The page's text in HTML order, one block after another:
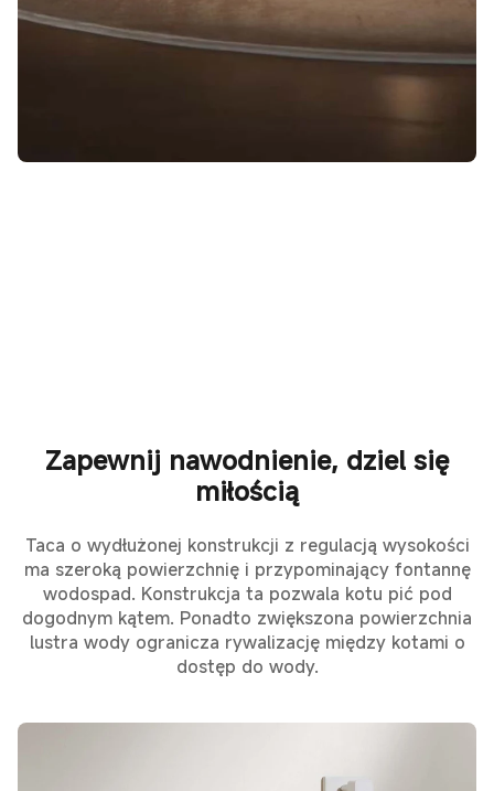
Zapewnij nawodnienie, dziel się
miłością
Taca o wydłużonej konstrukcji z regulacją wysokości
ma szeroką powierzchnię i przypominający fontannę
wodospad. Konstrukcja ta pozwala kotu pić pod
dogodnym kątem. Ponadto zwiększona powierzchnia
lustra wody ogranicza rywalizację między kotami o
dostęp do wody.